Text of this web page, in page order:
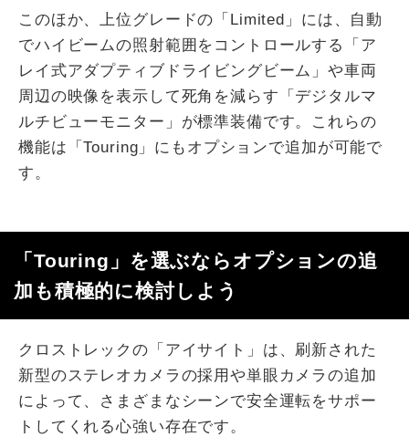
このほか、上位グレードの「Limited」には、自動
でハイビームの照射範囲をコントロールする「ア
レイ式アダプティブドライビングビーム」や車両
周辺の映像を表示して死角を減らす「デジタルマ
ルチビューモニター」が標準装備です。これらの
機能は「Touring」にもオプションで追加が可能で
す。
「Touring」を選ぶならオプションの追
加も積極的に検討しよう
クロストレックの「アイサイト」は、刷新された
新型のステレオカメラの採用や単眼カメラの追加
によって、さまざまなシーンで安全運転をサポー
トしてくれる心強い存在です。